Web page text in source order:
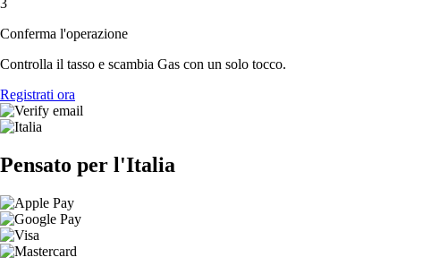
3
Conferma l'operazione
Controlla il tasso e scambia Gas con un solo tocco.
Registrati ora
Pensato per l'Italia